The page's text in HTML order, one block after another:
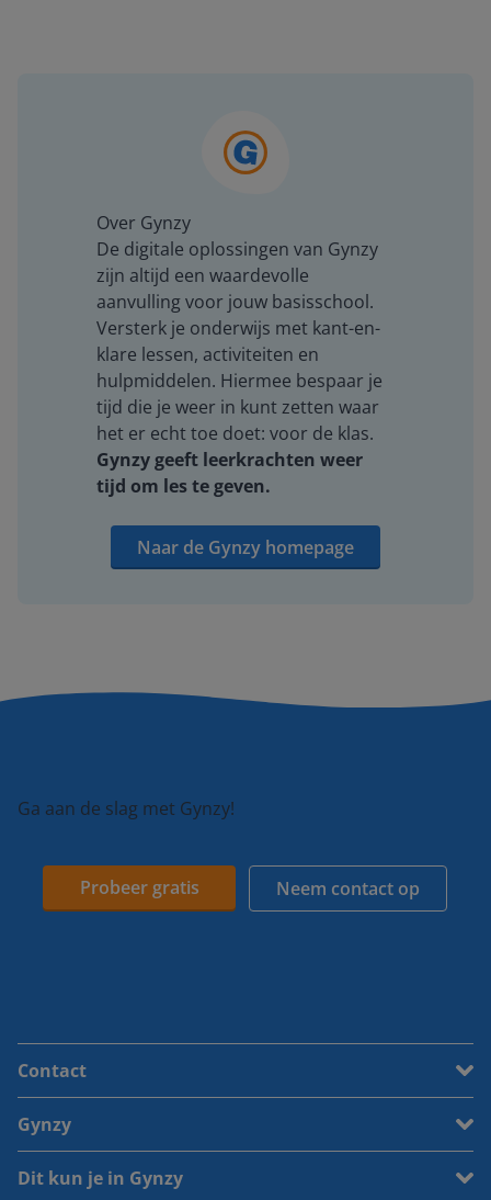
Over Gynzy
De digitale oplossingen van Gynzy
zijn altijd een waardevolle
aanvulling voor jouw basisschool.
Versterk je onderwijs met kant-en-
klare lessen, activiteiten en
hulpmiddelen. Hiermee bespaar je
tijd die je weer in kunt zetten waar
het er echt toe doet: voor de klas.
Gynzy geeft leerkrachten weer
tijd om les te geven.
Naar de Gynzy homepage
Ga aan de slag met Gynzy!
Probeer gratis Neem contact op
Contact
Gynzy
Dit kun je in Gynzy